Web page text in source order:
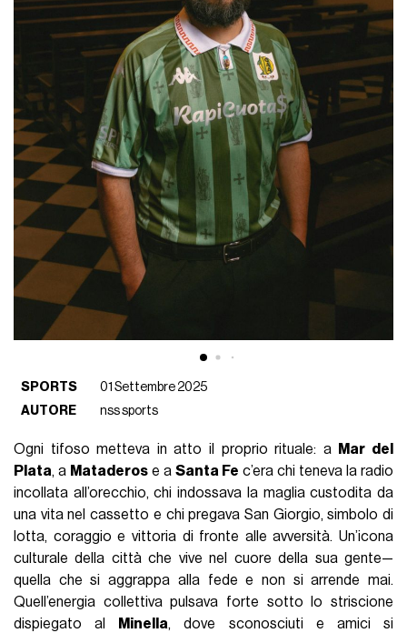
SPORTS
01 Settembre 2025
AUTORE
nss sports
Ogni tifoso metteva in atto il proprio rituale: a
Mar del
Plata, a Mataderos e aSanta Fe c’era chi teneva la radio
incollata all’orecchio, chi indossava la maglia custodita da
una vita nel cassetto e chi pregava San Giorgio, simbolo di
lotta, coraggio e vittoria di fronte alle avversità. Un’icona
culturale della città che vive nel cuore della sua gente—
quella che si aggrappa alla fede e non si arrende mai.
Quell’energia collettiva pulsava forte sotto lo striscione
dispiegato al
Minella, dove sconosciuti e amici si